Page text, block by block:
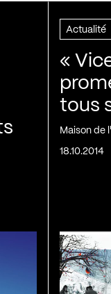
Actualité
«
tous
Maison de
18.10.2014